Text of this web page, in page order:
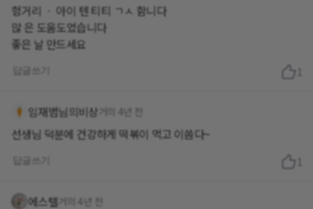
헝거리 ㆍ 아이 텐 티티 ㄱㅅ 함니다
많 은 도움도었습니다
좋은 날 만드세요
답글쓰기 1
임재범님의비상 거의 4년 전
선생님 덕분에 건강하게 떡볶이 먹고 이씀다~
답글쓰기 1
에스텔 거의 4년 전